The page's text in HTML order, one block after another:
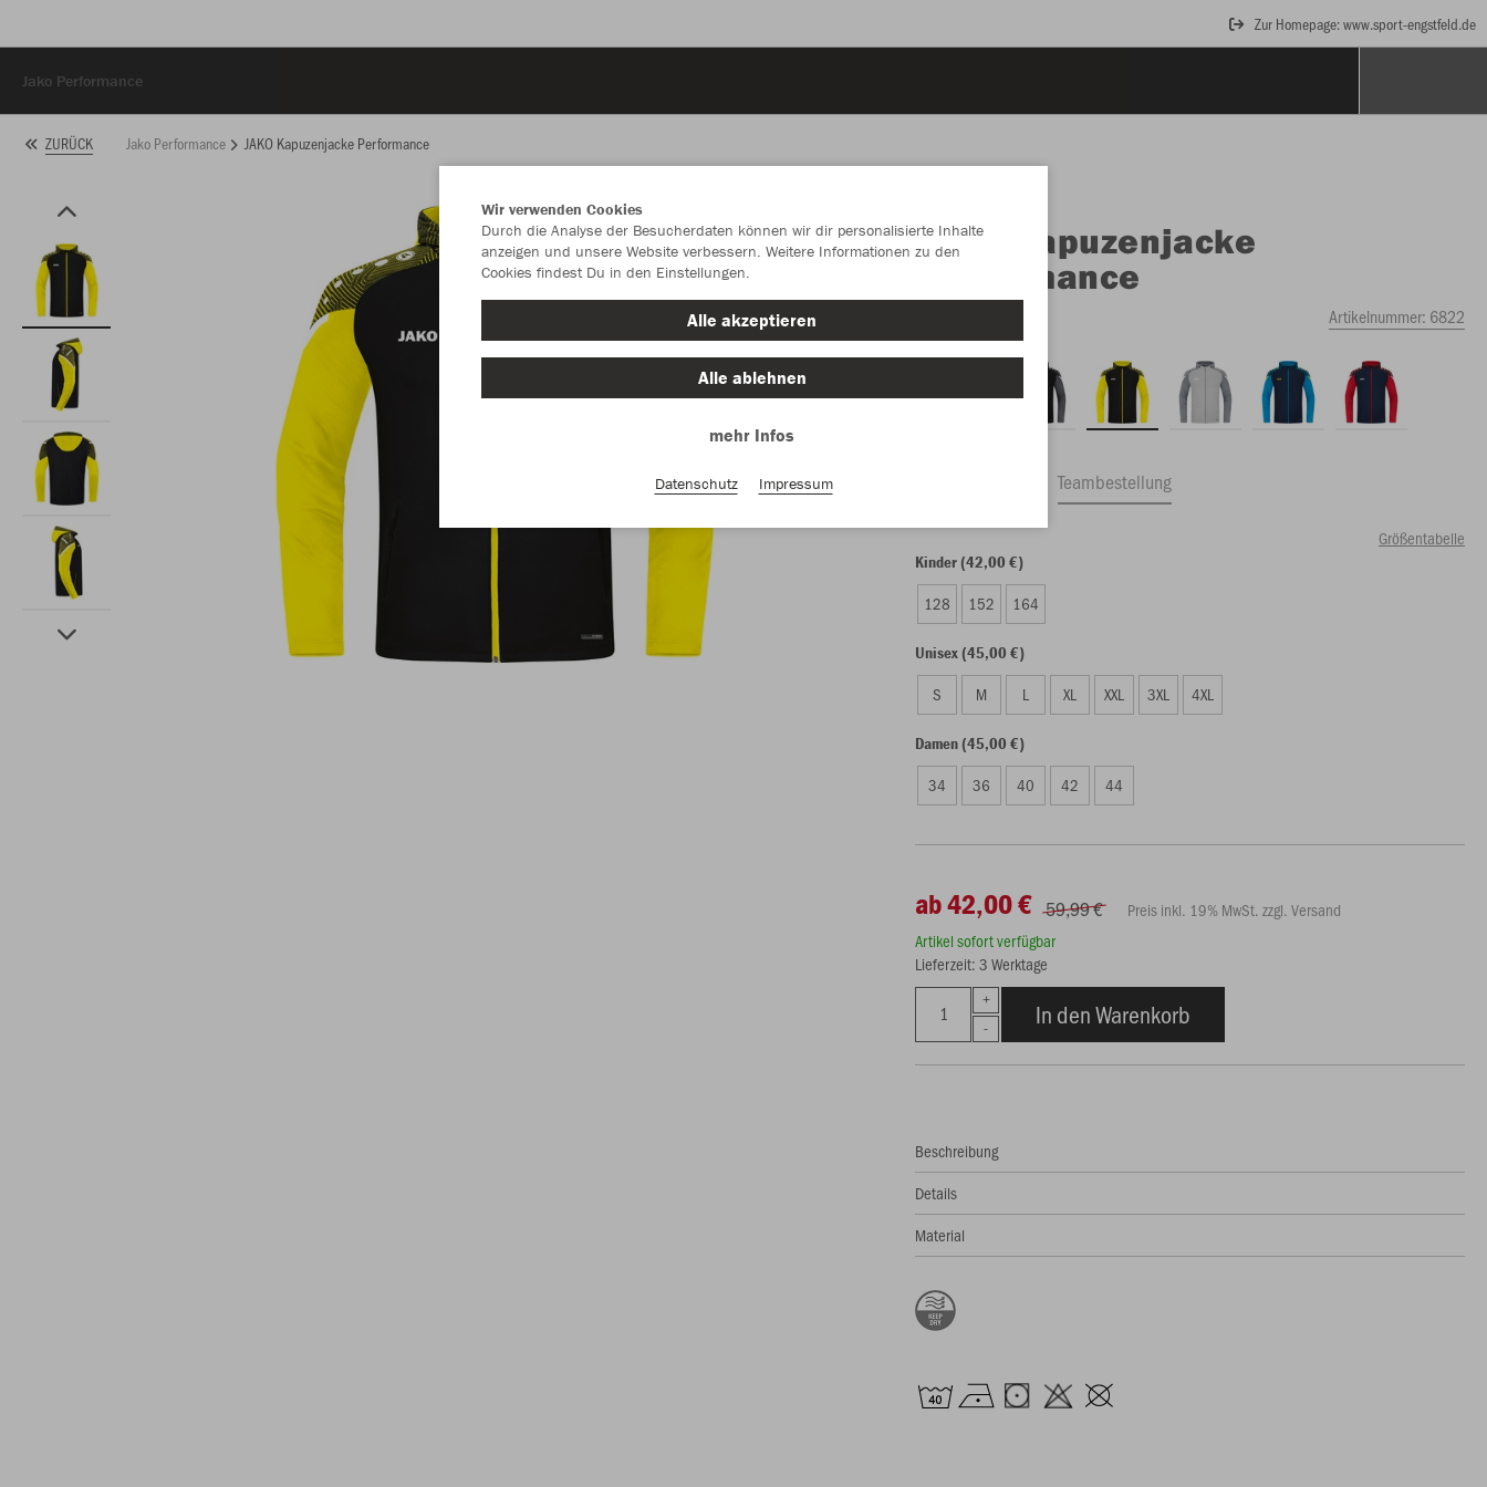
Zur Homepage: www.sport-engstfeld.de
Jako Performance
ZURÜCK Jako Performance JAKO Kapuzenjacke Performance
JAKO
Kapuzenjacke
Performance
Artikelnummer: 6822
Teambestellung
Größentabelle
Kinder (42,00 €)
128 152 164
Unisex (45,00 €)
S M L XL XXL 3XL 4XL
Damen (45,00 €)
34 36 40 42 44
ab 42,00 € 59,99 €
Preis inkl. 19% MwSt. zzgl. Versand
Artikel sofort verfügbar
Lieferzeit: 3 Werktage
In den Warenkorb
Beschreibung
Details
Material
Wir verwenden Cookies
Durch die Analyse der Besucherdaten können wir dir personalisierte Inhalte
anzeigen und unsere Website verbessern. Weitere Informationen zu den
Cookies findest Du in den Einstellungen.
Alle akzeptieren
Alle ablehnen
mehr Infos
Datenschutz Impressum